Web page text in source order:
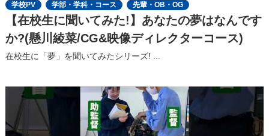
学校PV
学部・学科・コース 先輩・OB・OG
【在校生に聞いてみた!】あなたの夢はなんです
か?(懸川綾菜/CG&映像ディレクターコース)
在校生に「夢」を聞いてみたシリーズ! ...